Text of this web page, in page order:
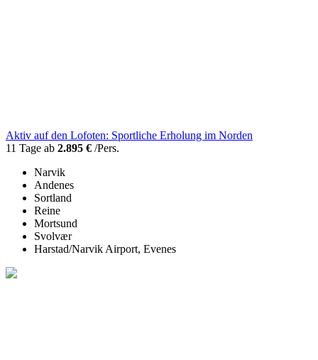
Aktiv auf den Lofoten: Sportliche Erholung im Norden
11 Tage ab 2.895 € /Pers.
Narvik
Andenes
Sortland
Reine
Mortsund
Svolvær
Harstad/Narvik Airport, Evenes